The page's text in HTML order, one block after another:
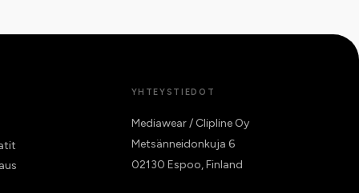
YHTEYSTIEDOT
Mediawear / Clipline Oy
Metsänneidonkuja 6
02130 Espoo, Finland